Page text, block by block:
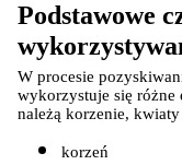
Podstawowe
W procesie
wykorzystuje się różne
należą korzenie,
korzeń